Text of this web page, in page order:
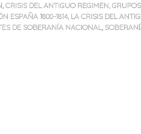
, CRISIS DEL ANTIGUO REGIMEN,
ESPAÑA 1800-1814, LA CRISIS DEL
DE SOBERANÍA NACIONAL,